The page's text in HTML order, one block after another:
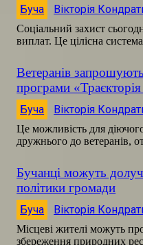
Буча Вікторія
Соціальний захист
виплат. Це цілісна
Ветеранів
програми
Буча Вікторія
Це можливість для діючого
дружнього до ветеранів,
Бучанці можуть
політики громади
Буча Вікторія
Місцеві жителі можуть
збереження природних